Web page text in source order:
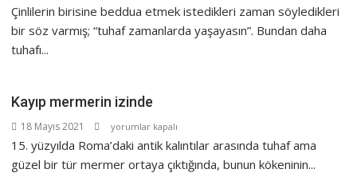
döker
bahar
için
Çinlilerin birisine beddua etmek istedikleri zaman söyledikleri
bir söz varmış; “tuhaf zamanlarda yaşayasın”. Bundan daha
tuhafı...
Kayıp mermerin izinde
18 Mayıs 2021
Kayıp
mermerin
yorumlar kapalı
15. yüzyılda Roma’daki antik kalıntılar arasında tuhaf ama
güzel bir tür mermer ortaya çıktığında, bunun kökeninin...